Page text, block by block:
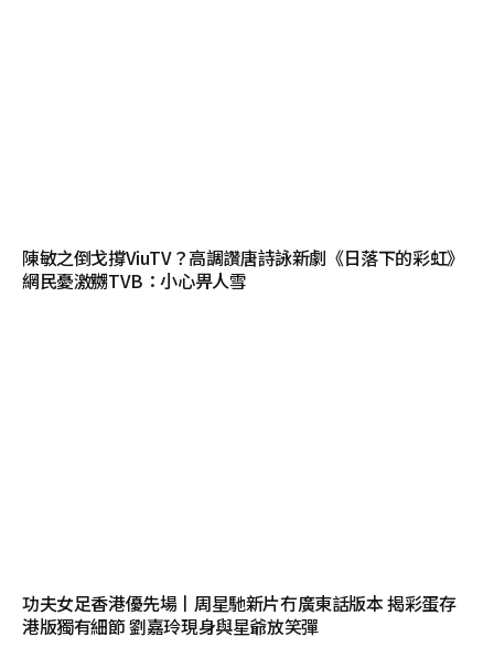
陳敏之倒戈撐ViuTV？高調讚唐詩詠新劇《日落下的彩虹》
網民憂激嬲TVB：小心畀人雪
功夫女足香港優先場丨周星馳新片冇廣東話版本 揭彩蛋存
港版獨有細節 劉嘉玲現身與星爺放笑彈